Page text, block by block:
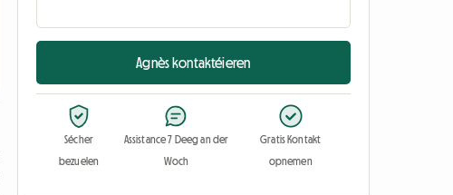
Agnès kontaktéieren
Sécher
bezuelen
Assistance 7 Deeg an der
Woch
Gratis Kontakt
opnemen